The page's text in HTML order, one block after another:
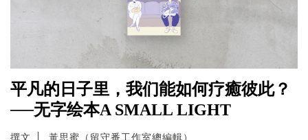
平凡的日子里，我们能如何疗癒彼此？
──无字绘本A SMALL LIGHT
撰文 黃思蜜（留守番工作室總編輯）